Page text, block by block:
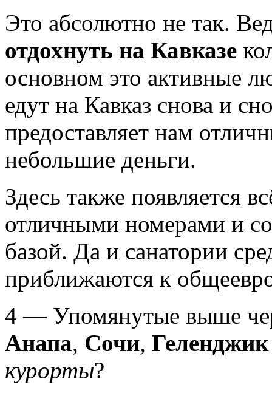
Это абсолютно не так.
отдохнуть на Кавказе
основном это активные
едут на Кавказ снова и
предоставляет нам
небольшие деньги.
Здесь также появляется
отличными номерами и
базой. Да и санатории
приближаются к
4 — Упомянутые выше
Анапа, Сочи,
курорты?